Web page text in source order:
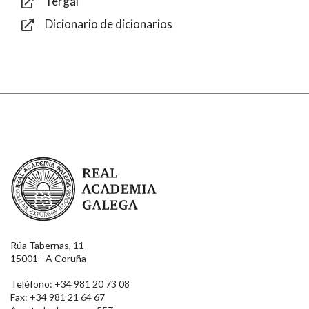
Dicionario de dicionarios
Real Academia Galega
Rúa Tabernas, 11
15001 - A Coruña
Teléfono: +34 981 20 73 08
Fax: +34 981 21 64 67